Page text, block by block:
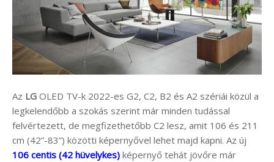
Az LG OLED TV-k 2022-es G2, C2, B2 és A2 szériái közül a
legkelendőbb a szokás szerint már minden tudással
felvértezett, de megfizethetőbb C2 lesz, amit 106 és 211
cm (42”-83”) közötti képernyővel lehet majd kapni. Az új
106 centis (42 hüvelykes) képernyő tehát jövőre már